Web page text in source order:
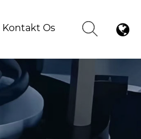
Kontakt Os